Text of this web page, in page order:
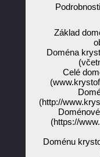
Základ
Doména
Celé
(http://
(https://
Doménu